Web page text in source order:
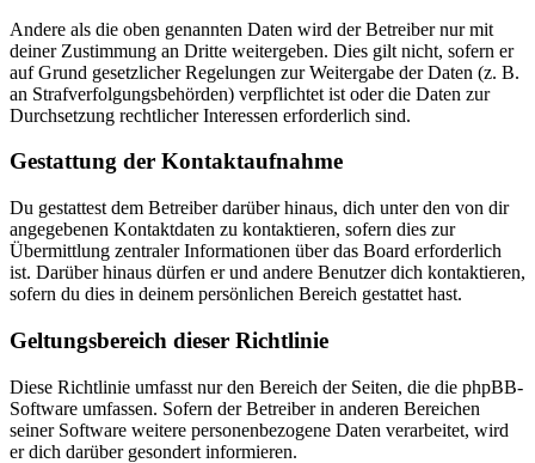
Andere als die oben genannten Daten wird der Betreiber nur mit
deiner Zustimmung an Dritte weitergeben. Dies gilt nicht, sofern er
auf Grund gesetzlicher Regelungen zur Weitergabe der Daten (z. B.
an Strafverfolgungsbehörden) verpflichtet ist oder die Daten zur
Durchsetzung rechtlicher Interessen erforderlich sind.
Gestattung der Kontaktaufnahme
Du gestattest dem Betreiber darüber hinaus, dich unter den von dir
angegebenen Kontaktdaten zu kontaktieren, sofern dies zur
Übermittlung zentraler Informationen über das Board erforderlich
ist. Darüber hinaus dürfen er und andere Benutzer dich kontaktieren,
sofern du dies in deinem persönlichen Bereich gestattet hast.
Geltungsbereich dieser Richtlinie
Diese Richtlinie umfasst nur den Bereich der Seiten, die die phpBB-
Software umfassen. Sofern der Betreiber in anderen Bereichen
seiner Software weitere personenbezogene Daten verarbeitet, wird
er dich darüber gesondert informieren.